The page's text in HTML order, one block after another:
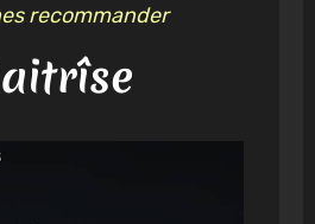
recommander